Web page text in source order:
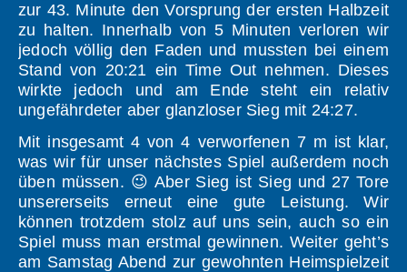
zur 43. Minute den Vorsprung der ersten Halbzeit
zu halten. Innerhalb von 5 Minuten verloren wir
jedoch völlig den Faden und mussten bei einem
Stand von 20:21 ein Time Out nehmen. Dieses
wirkte jedoch und am Ende steht ein relativ
ungefährdeter aber glanzloser Sieg mit 24:27.
Mit insgesamt 4 von 4 verworfenen 7 m ist klar,
was wir für unser nächstes Spiel außerdem noch
üben müssen. 😉 Aber Sieg ist Sieg und 27 Tore
unsererseits erneut eine gute Leistung. Wir
können trotzdem stolz auf uns sein, auch so ein
Spiel muss man erstmal gewinnen. Weiter geht’s
am Samstag Abend zur gewohnten Heimspielzeit